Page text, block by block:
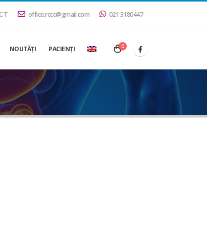
office.rccc@gmail.com 021 3180447
NOUTĂŢI PACIENŢI 0